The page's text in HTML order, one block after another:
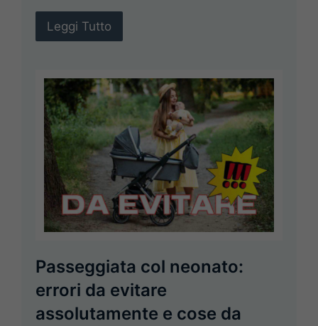
Leggi Tutto
Passeggiata col neonato:
errori da evitare
assolutamente e cose da